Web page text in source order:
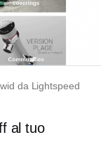
da Lightspeed
al tuo